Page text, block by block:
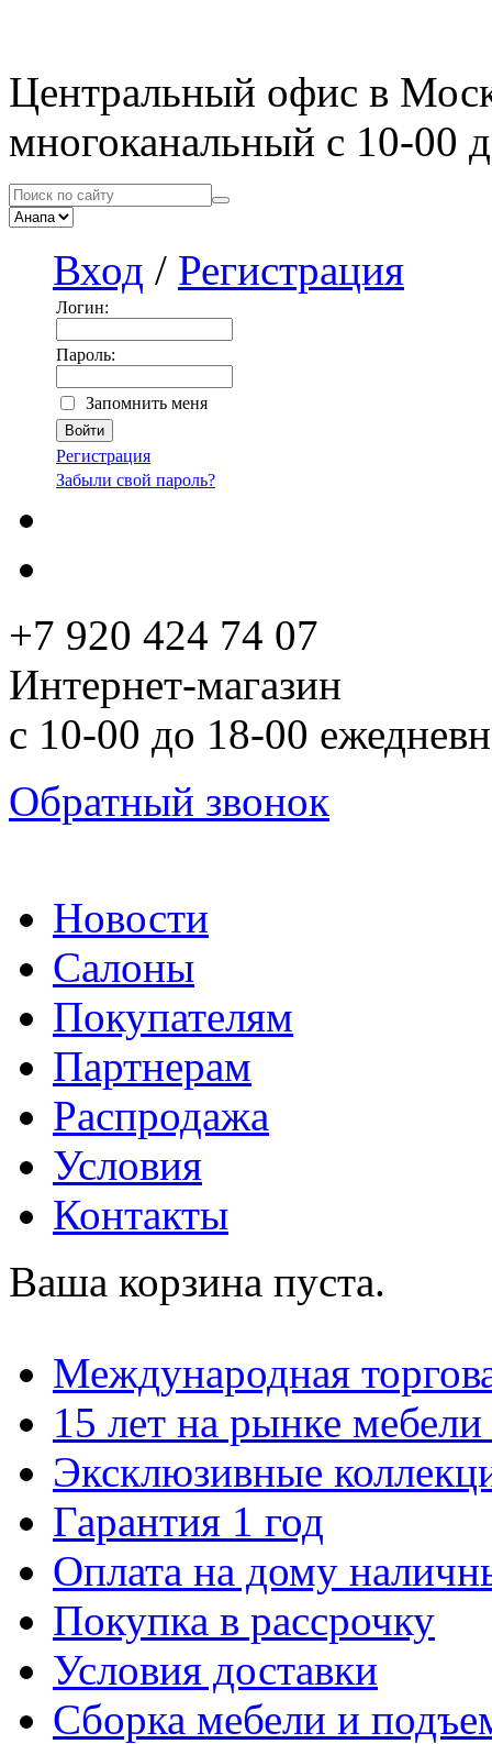
Центральный офис в
многоканальный с 10-00
Вход / Регистрация
Логин:
Пароль:
Запомнить меня
Регистрация
Забыли свой пароль?
+7 920 424 74 07
Интернет-магазин
с 10-00 до 18-00
Обратный звонок
Новости
Салоны
Покупателям
Партнерам
Распродажа
Условия
Контакты
Ваша корзина пуста.
Международная
15 лет на рынке
Эксклюзивные
Гарантия 1 год
Оплата на дому
Покупка в рассрочку
Условия доставки
Сборка мебели и